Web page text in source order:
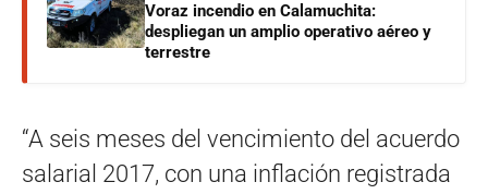
Voraz incendio en Calamuchita:
despliegan un amplio operativo aéreo y
terrestre
“A seis meses del vencimiento del acuerdo
salarial 2017, con una inflación registrada